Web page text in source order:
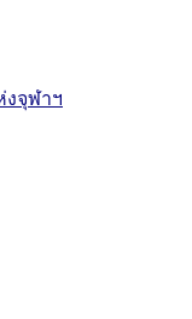
จุฬาฯ